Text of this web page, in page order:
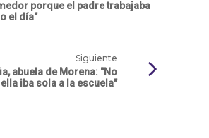
porque el padre trabajaba
el día"
Siguiente
abuela de Morena: "No
iba sola a la escuela"